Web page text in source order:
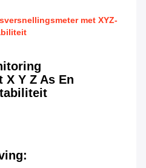
met XYZ-
X Y Z As En